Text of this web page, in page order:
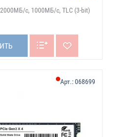
с, 1000МБ/с, TLC (3-bit)
Арт.:068699